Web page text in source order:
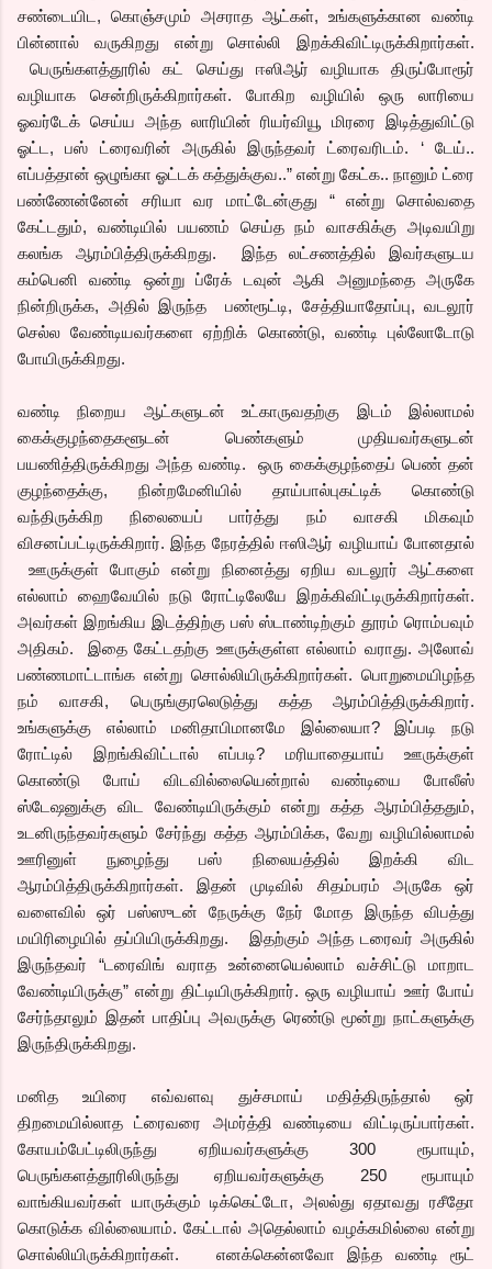
சண்டையிட, கொஞ்சமும் அசராத ஆட்கள், உங்களுக்கான வண்டி
பின்னால் வருகிறது என்று சொல்லி இறக்கிவிட்டிருக்கிறார்கள்.
பெருங்களத்தூரில் கட் செய்து ஈஸிஆர் வழியாக திருப்போரூர்
வழியாக சென்றிருக்கிறார்கள். போகிற வழியில் ஒரு லாரியை
ஓவர்டேக் செய்ய அந்த லாரியின் ரியர்வியூ மிரரை இடித்துவிட்டு
ஓட்ட, பஸ் ட்ரைவரின் அருகில் இருந்தவர் ட்ரைவரிடம். ‘ டேய்..
எப்பத்தான் ஒழுங்கா ஓட்டக் கத்துக்குவ..” என்று கேட்க.. நானும் ட்ரை
பண்ணேன்னேன் சரியா வர மாட்டேன்குது “ என்று சொல்வதை
கேட்டதும், வண்டியில் பயணம் செய்த நம் வாசகிக்கு அடிவயிறு
கலங்க ஆரம்பித்திருக்கிறது. இந்த லட்சணத்தில் இவர்களுடய
கம்பெனி வண்டி ஒன்று ப்ரேக் டவுன் ஆகி அனுமந்தை அருகே
நின்றிருக்க, அதில் இருந்த பண்ரூட்டி, சேத்தியாதோப்பு, வடலூர்
செல்ல வேண்டியவர்களை ஏற்றிக் கொண்டு, வண்டி புல்லோடோடு
போயிருக்கிறது.
வண்டி நிறைய ஆட்களுடன் உட்காருவதற்கு இடம் இல்லாமல்
கைக்குழந்தைகளூடன் பெண்களும் முதியவர்களுடன்
பயணித்திருக்கிறது அந்த வண்டி. ஒரு கைக்குழந்தைப் பெண் தன்
குழந்தைக்கு, நின்றமேனியில் தாய்பால்புகட்டிக் கொண்டு
வந்திருக்கிற நிலையைப் பார்த்து நம் வாசகி மிகவும்
விசனப்பட்டிருக்கிறார். இந்த நேரத்தில் ஈஸிஆர் வழியாய் போனதால்
ஊருக்குள் போகும் என்று நினைத்து ஏறிய வடலூர் ஆட்களை
எல்லாம் ஹைவேயில் நடு ரோட்டிலேயே இறக்கிவிட்டிருக்கிறார்கள்.
அவர்கள் இறங்கிய இடத்திற்கு பஸ் ஸ்டாண்டிற்கும் தூரம் ரொம்பவும்
அதிகம். இதை கேட்டதற்கு ஊருக்குள்ள எல்லாம் வராது. அலோவ்
பண்ணமாட்டாங்க என்று சொல்லியிருக்கிறார்கள். பொறுமையிழந்த
நம் வாசகி, பெருங்குரலெடுத்து கத்த ஆரம்பித்திருக்கிறார்.
உங்களுக்கு எல்லாம் மனிதாபிமானமே இல்லையா? இப்படி நடு
ரோட்டில் இறங்கிவிட்டால் எப்படி? மரியாதையாய் ஊருக்குள்
கொண்டு போய் விடவில்லையென்றால் வண்டியை போலீஸ்
ஸ்டேஷனுக்கு விட வேண்டியிருக்கும் என்று கத்த ஆரம்பித்ததும்,
உடனிருந்தவர்களும் சேர்ந்து கத்த ஆரம்பிக்க, வேறு வழியில்லாமல்
ஊரினுள் நுழைந்து பஸ் நிலையத்தில் இறக்கி விட
ஆரம்பித்திருக்கிறார்கள். இதன் முடிவில் சிதம்பரம் அருகே ஒர்
வளைவில் ஒர் பஸ்ஸுடன் நேருக்கு நேர் மோத இருந்த விபத்து
மயிரிழையில் தப்பியிருக்கிறது. இதற்கும் அந்த டரைவர் அருகில்
இருந்தவர் “டரைவிங் வராத உன்னையெல்லாம் வச்சிட்டு மாறாட
வேண்டியிருக்கு” என்று திட்டியிருக்கிறார். ஒரு வழியாய் ஊர் போய்
சேர்ந்தாலும் இதன் பாதிப்பு அவருக்கு ரெண்டு மூன்று நாட்களுக்கு
இருந்திருக்கிறது.
மனித உயிரை எவ்வளவு துச்சமாய் மதித்திருந்தால் ஒர்
திறமையில்லாத ட்ரைவரை அமர்த்தி வண்டியை விட்டிருப்பார்கள்.
கோயம்பேட்டிலிருந்து ஏறியவர்களுக்கு 300 ரூபாயும்,
பெருங்களத்தூரிலிருந்து ஏறியவர்களுக்கு 250 ரூபாயும்
வாங்கியவர்கள் யாருக்கும் டிக்கெட்டோ, அலல்து ஏதாவது ரசீதோ
கொடுக்க வில்லையாம். கேட்டால் அதெல்லாம் வழக்கமில்லை என்று
சொல்லியிருக்கிறார்கள். எனக்கென்னவோ இந்த வண்டி ரூட்